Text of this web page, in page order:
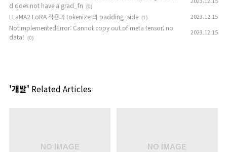
d does not have a grad_fn
(0)
LLaMA2 LoRA 적용과 tokenizer의 padding_side (1) 2023.12.15
NotImplementedError: Cannot copy out of meta tensor; no
data!
(0)
2023.12.15
'개발' Related Articles